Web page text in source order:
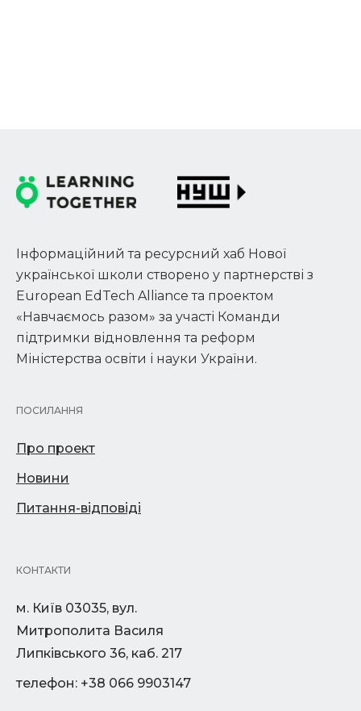
Інформаційний та ресурсний хаб Нової
української школи створено у партнерстві з
European EdTech Alliance та проектом
«Навчаємось разом» за участі Команди
підтримки відновлення та реформ
Міністерства освіти і науки України.
ПОСИЛАННЯ
Про проект
Новини
Питання-відповіді
КОНТАКТИ
м. Київ 03035, вул.
Митрополита Василя
Липківського 36, каб. 217
телефон: +38 066 9903147